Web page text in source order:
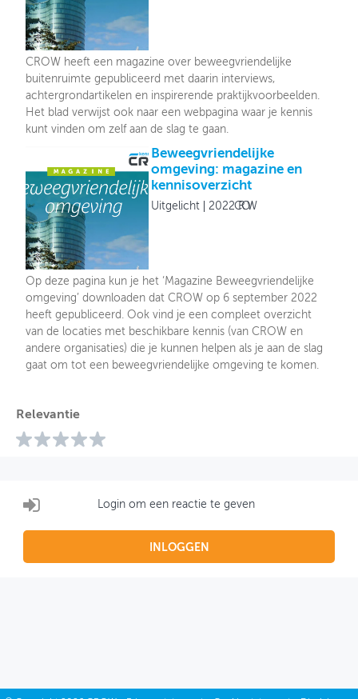
CROW heeft een magazine over beweegvriendelijke
buitenruimte gepubliceerd met daarin interviews,
achtergrondartikelen en inspirerende praktijkvoorbeelden.
Het blad verwijst ook naar een webpagina waar je kennis
kunt vinden om zelf aan de slag te gaan.
Beweegvriendelijke
omgeving: magazine en
kennisoverzicht
Uitgelicht 2022CROW
Op deze pagina kun je het ‘Magazine Beweegvriendelijke
omgeving’ downloaden dat CROW op 6 september 2022
heeft gepubliceerd. Ook vind je een compleet overzicht
van de locaties met beschikbare kennis (van CROW en
andere organisaties) die je kunnen helpen als je aan de slag
gaat om tot een beweegvriendelijke omgeving te komen.
Relevantie
Login om een reactie te geven
INLOGGEN